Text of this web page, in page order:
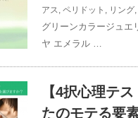
アス, ペリドット , リング,
グリーンカラージュ
ヤ エメラル …
【4択心理テ
たのモテる要